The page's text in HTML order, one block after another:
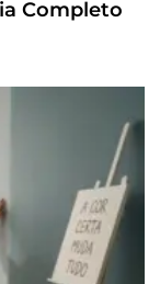
Completo